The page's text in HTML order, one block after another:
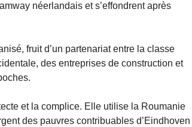
néerlandais et s’effondrent après
fruit d’un partenariat entre la classe
des entreprises de construction et
et la complice. Elle utilise la Roumanie
des pauvres contribuables d’Eindhoven